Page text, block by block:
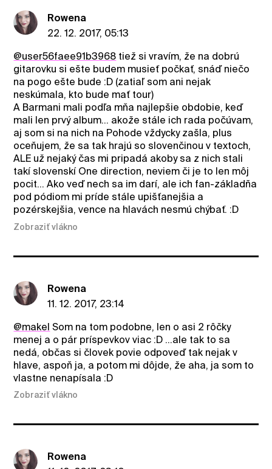
Rowena
22. 12. 2017, 05:13
@user56faee91b3968 tiež si vravím, že na dobrú
gitarovku si ešte budem musieť počkať, snáď niečo
na pogo ešte bude :D (zatiaľ som ani nejak
neskúmala, kto bude mať tour)
A Barmani mali podľa mňa najlepšie obdobie, keď
mali len prvý album... akože stále ich rada počúvam,
aj som si na nich na Pohode vždycky zašla, plus
oceňujem, že sa tak hrajú so slovenčinou v textoch,
ALE už nejaký čas mi pripadá akoby sa z nich stali
takí slovenskí One direction, neviem či je to len môj
pocit... Ako veď nech sa im darí, ale ich fan-základňa
pod pódiom mi príde stále upišťanejšia a
pozérskejšia, vence na hlavách nesmú chýbať. :D
Zobraziť vlákno
Rowena
11. 12. 2017, 23:14
@makel Som na tom podobne, len o asi 2 rôčky
menej a o pár príspevkov viac :D ...ale tak to sa
nedá, občas si človek povie odpoveď tak nejak v
hlave, aspoň ja, a potom mi dôjde, že aha, ja som to
vlastne nenapísala :D
Zobraziť vlákno
Rowena